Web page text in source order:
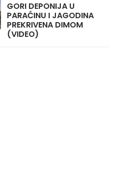
GORI DEPONIJA U
PARAĆINU I JAGODINA
PREKRIVENA DIMOM
(VIDEO)